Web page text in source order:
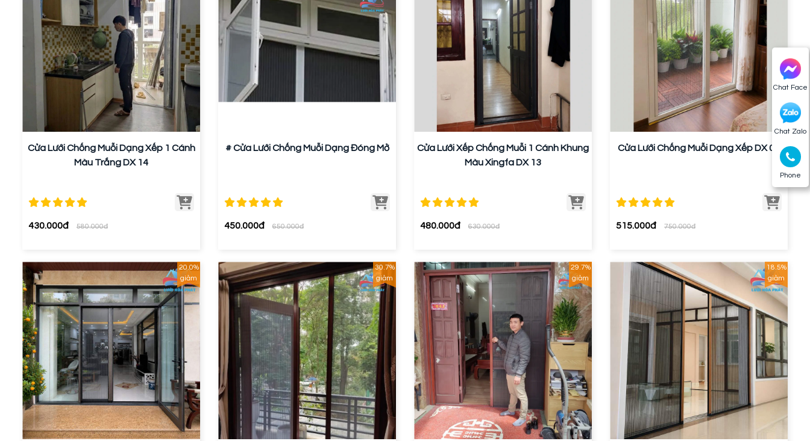
Chat Face
Chat Zalo
Phone
Cửa Lưới Chống Muỗi Dạng Xếp 1 Cánh
Màu Trắng DX 14
430.000đ 580.000đ
# Cửa Lưới Chống Muỗi Dạng Đóng Mở
450.000đ 650.000đ
Cửa Lưới Xếp Chống Muỗi 1 Cánh Khung
Màu Xingfa DX 13
480.000đ 630.000đ
Cửa Lưới Chống Muỗi Dạng Xếp DX 08
515.000đ 750.000đ
20.0%
giảm
30.7%
giảm
29.7%
giảm
18.5%
giảm